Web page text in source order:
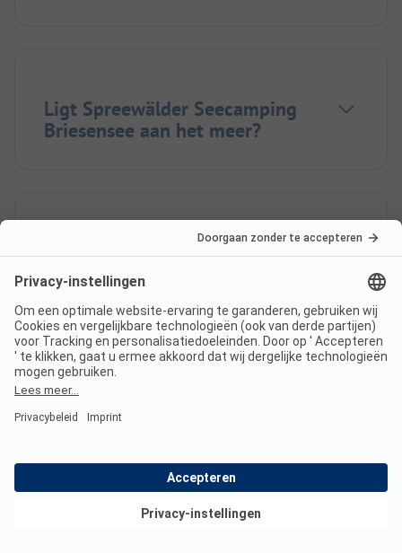
Ligt Spreewälder Seecamping
Briesensee aan het meer?
Heeft Spreewälder Seecamping
Briesensee een zwembad?
Welke
eet-/winkelmogelijkheden biedt
Briesensee?
Bekijk deals